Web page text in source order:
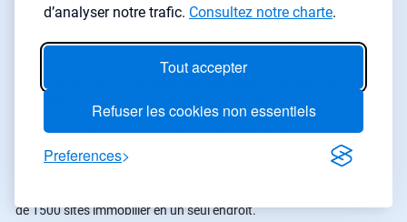
d’analyser notre trafic. Consultez notre charte.
Tout accepter
Refuser les cookies non essentiels
Preferences
Une application pour l’investissement immobilier et la recherche ?
Votre recherche immobilière peut maintenant commencer. Notre
annonces correspondants à vos critères. Retrouvez les résultats
où que vous soyez grâce à notre application mobile
de 1500 sites immobilier en un seul endroit.